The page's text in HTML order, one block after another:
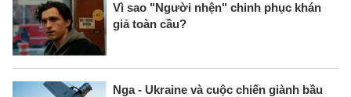
Vì sao "Người nhện" chinh phục khán
giả toàn cầu?
Nga - Ukraine và cuộc chiến giành bầu